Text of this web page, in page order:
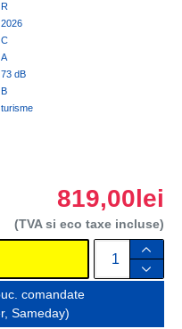
R
2026
C
A
73 dB
B
turisme
819,00lei
(TVA si eco taxe incluse)
comandate
Sameday)